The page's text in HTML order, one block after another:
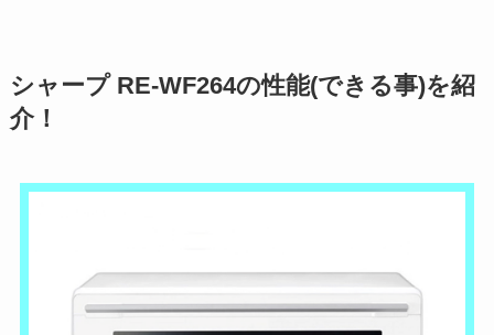
シャープ RE-WF264の性能(できる事)を紹
介！